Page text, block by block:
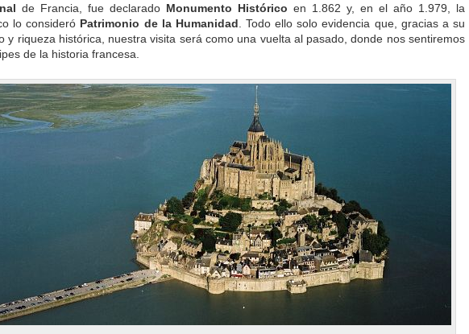
de Francia, fue declarado Monumento Histórico en 1.862 y, en el año 1.979, la
lo consideró Patrimonio de la Humanidad . Todo ello solo evidencia que, gracias a su
y riqueza histórica, nuestra visita será como una vuelta al pasado, donde nos sentiremos
de la historia francesa.